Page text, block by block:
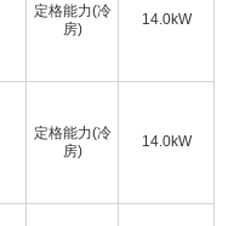
定格能力(冷
房)
14.0kW
定格能力(冷
房)
14.0kW